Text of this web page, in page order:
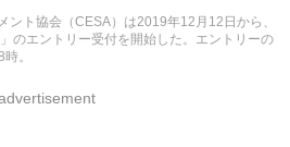
ト協会（CESA）は2019年12月12日から、
のエントリー受付を開始した。エントリーの
。